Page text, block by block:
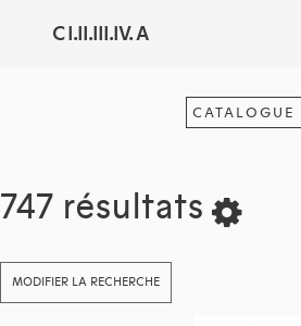
C I.II.III.IV. A
CATALOGUE
747 résultats
MODIFIER LA RECHERCHE